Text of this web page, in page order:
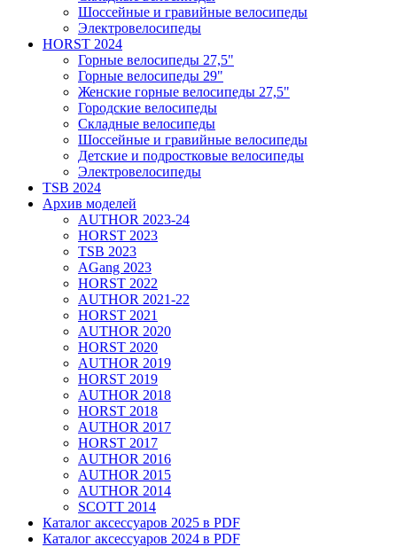
Шоссейные и гравийные велосипеды
Электровелосипеды
HORST 2024
Горные велосипеды 27,5"
Горные велосипеды 29"
Женские горные велосипеды 27,5"
Городские велосипеды
Складные велосипеды
Шоссейные и гравийные велосипеды
Детские и подростковые велосипеды
Электровелосипеды
TSB 2024
Архив моделей
AUTHOR 2023-24
HORST 2023
TSB 2023
AGang 2023
HORST 2022
AUTHOR 2021-22
HORST 2021
AUTHOR 2020
HORST 2020
AUTHOR 2019
HORST 2019
AUTHOR 2018
HORST 2018
AUTHOR 2017
HORST 2017
AUTHOR 2016
AUTHOR 2015
AUTHOR 2014
SCOTT 2014
Каталог аксессуаров 2025 в PDF
Каталог аксессуаров 2024 в PDF